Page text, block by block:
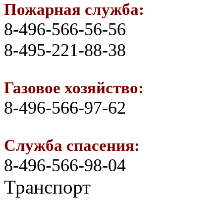
Пожарная служба:
8-496-566-56-56
8-495-221-88-38
Газовое хозяйство:
8-496-566-97-62
Служба спасения:
8-496-566-98-04
Транспорт